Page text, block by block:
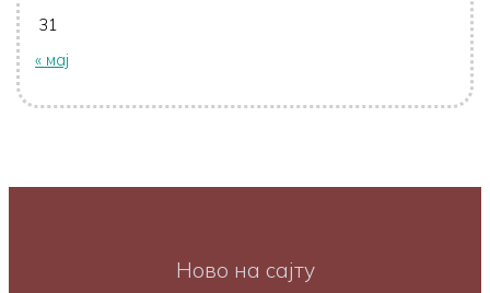
31
« мај
Ново на сајту